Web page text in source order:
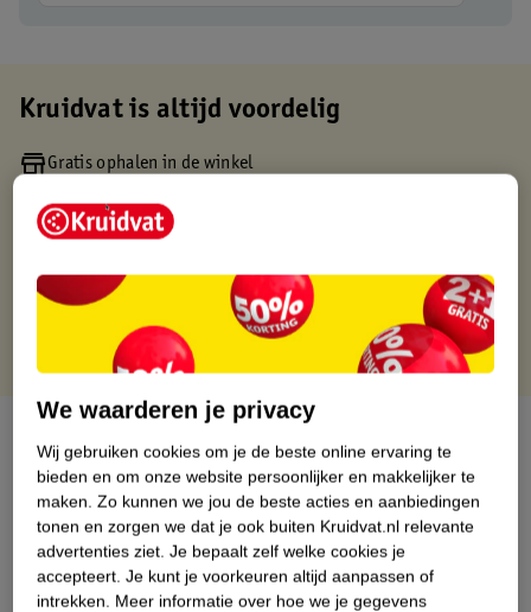
Kruidvat is altijd voordelig
Gratis ophalen in de winkel
Gratis thuisbezorgd vanaf 50.00
Gratis punten met je Kruidvat kaart
Productinformatie
Etiketinformatie
We waarderen je privacy
Wij gebruiken cookies om je de beste online ervaring te
bieden en om onze website persoonlijker en makkelijker te
maken. Zo kunnen we jou de beste acties en aanbiedingen
tonen en zorgen we dat je ook buiten Kruidvat.nl relevante
advertenties ziet. Je bepaalt zelf welke cookies je
accepteert. Je kunt je voorkeuren altijd aanpassen of
intrekken. Meer informatie over hoe we je gegevens